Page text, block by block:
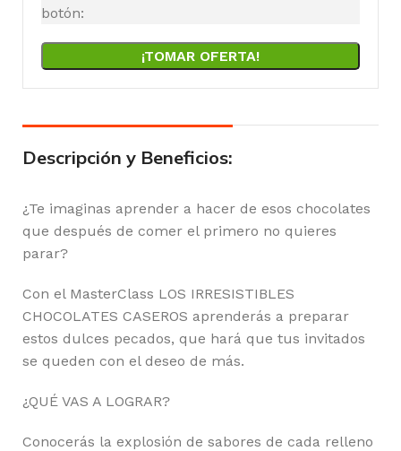
botón:
¡TOMAR OFERTA!
Descripción y Beneficios:
¿Te imaginas aprender a hacer de esos chocolates
que después de comer el primero no quieres
parar?
Con el MasterClass LOS IRRESISTIBLES
CHOCOLATES CASEROS aprenderás a preparar
estos dulces pecados, que hará que tus invitados
se queden con el deseo de más.
¿QUÉ VAS A LOGRAR?
Conocerás la explosión de sabores de cada relleno